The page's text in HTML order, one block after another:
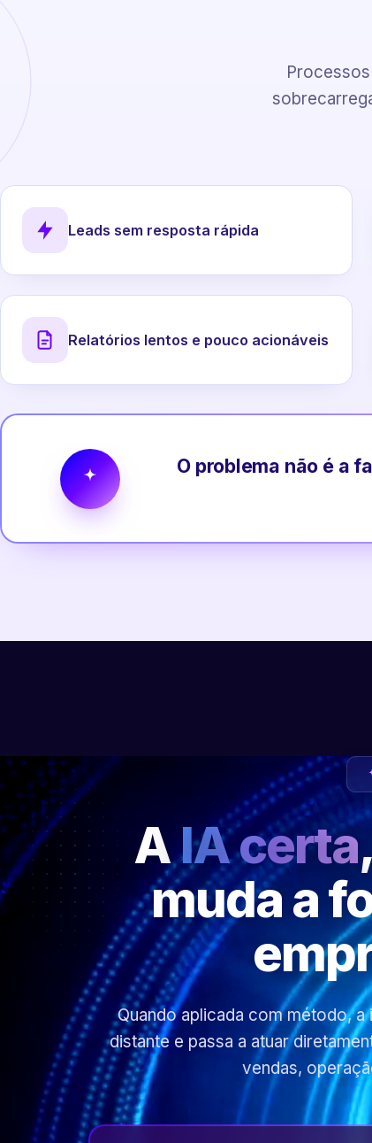
Leads sem resposta rápida
Relatórios lentos e pouco acionáveis
O problema não é a
AIA certa
muda a
Quando aplicada com método,
distante e passa a atuar
vendas,